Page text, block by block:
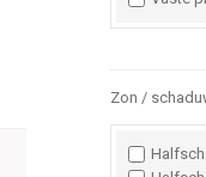
Zon /